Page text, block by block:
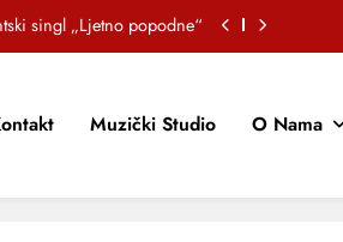
singl „Ljetno popodne“
NA DOBRE NAVIKE
Muzički Studio O Nama